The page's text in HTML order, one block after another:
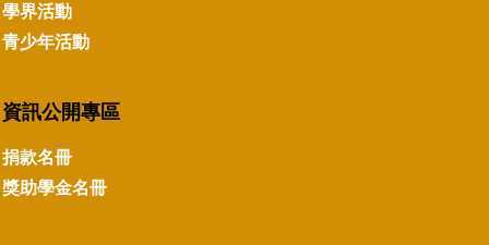
學界活動
青少年活動
資訊公開專區
捐款名冊
獎助學金名冊